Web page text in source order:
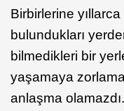
Birbirlerine
bulundukları
bilmedikleri bir
yaşamaya
anlaşma